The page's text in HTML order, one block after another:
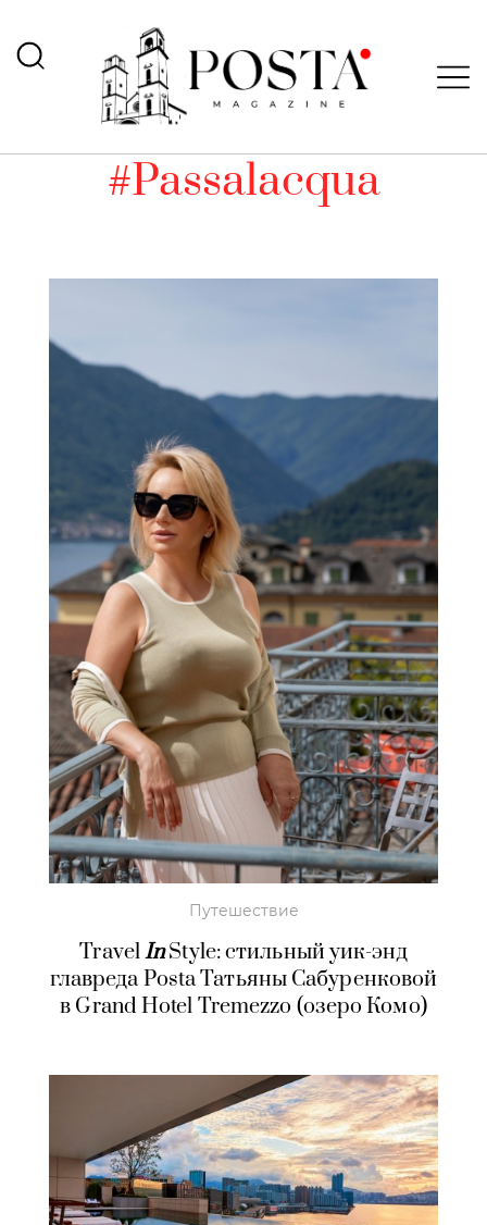
#Passalacqua
Путешествие
TravelInStyle: стильный уик-энд
главреда Posta Татьяны Сабуренковой
в Grand Hotel Tremezzo (озеро Комо)